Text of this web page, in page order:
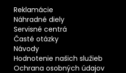
Reklamácie
Náhradné diely
Servisné centrá
Časté otázky
Návody
Hodnotenie našich služieb
Ochrana osobných údajov